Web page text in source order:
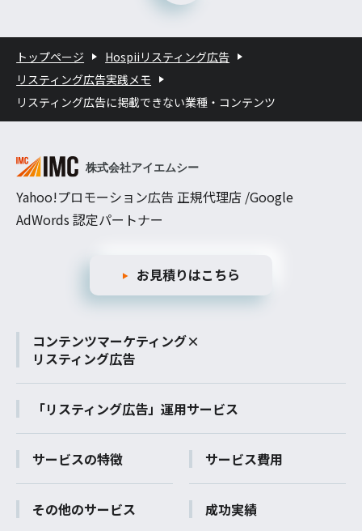
トップページ
Hospiiリスティング広告
リスティング広告実践メモ
リスティング広告に掲載できない業種・コンテンツ
Yahoo!プロモーション広告 正規代理店 /Google
AdWords 認定パートナー
お見積りはこちら
コンテンツマーケティング×
リスティング広告
「リスティング広告」運用サービス
サービスの特徴 サービス費用
その他のサービス 成功実績